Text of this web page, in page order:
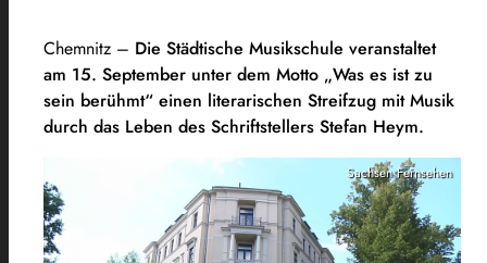
Chemnitz – Die Städtische Musikschule veranstaltet
am 15. September unter dem Motto „Was es ist zu
sein berühmt“ einen literarischen Streifzug mit Musik
durch das Leben des Schriftstellers Stefan Heym.
Sachsen Fernsehen